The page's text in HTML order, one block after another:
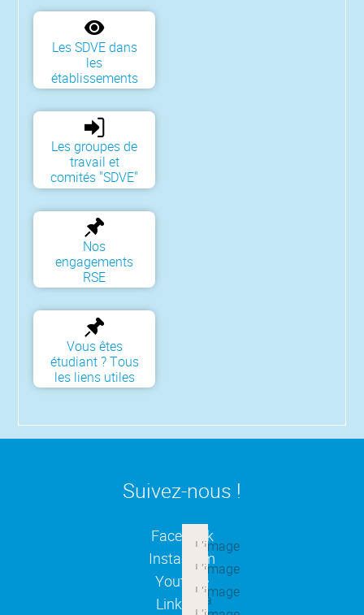
Les SDVE dans
les
établissements
Les groupes de
travail et
comités "SDVE"
Nos
engagements
RSE
Vous êtes
étudiant ? Tous
les liens utiles
Suivez-nous !
Facebook
(ouverture dans une
Instagram(ouverture dans une
Youtube(ouverture dans une
Linkedin
(ouverture dans une